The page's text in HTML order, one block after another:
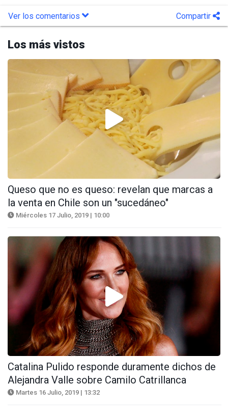
Ver los comentarios Compartir
Los más vistos
Queso que no es queso: revelan que marcas a
la venta en Chile son un "sucedáneo"
Miércoles 17 Julio, 2019 | 10:00
Catalina Pulido responde duramente dichos de
Alejandra Valle sobre Camilo Catrillanca
Martes 16 Julio, 2019 | 13:32